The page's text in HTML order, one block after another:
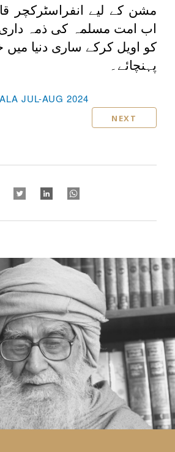
مشن کے لیے انفراسٹرکچر
اب امت مسلمہ کی ذمہ
کو اویل کرکے ساری دنیا
پہنچائے۔
JUL-AUG 2024
NEXT